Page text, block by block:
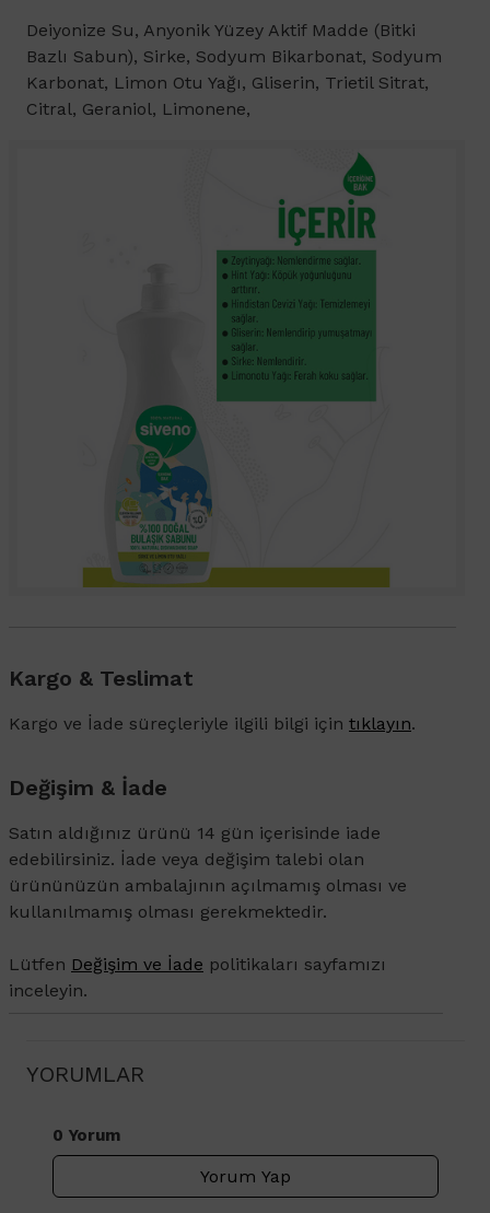
Deiyonize Su, Anyonik Yüzey Aktif Madde (Bitki
Bazlı Sabun), Sirke, Sodyum Bikarbonat, Sodyum
Karbonat, Limon Otu Yağı, Gliserin, Trietil Sitrat,
Citral, Geraniol, Limonene,
Kargo & Teslimat
Kargo ve İade süreçleriyle ilgili bilgi için tıklayın.
Değişim & İade
Satın aldığınız ürünü 14 gün içerisinde iade
edebilirsiniz. İade veya değişim talebi olan
ürününüzün ambalajının açılmamış olması ve
kullanılmamış olması gerekmektedir.
Lütfen Değişim ve İade politikaları sayfamızı
inceleyin.
YORUMLAR
0 Yorum
Yorum Yap